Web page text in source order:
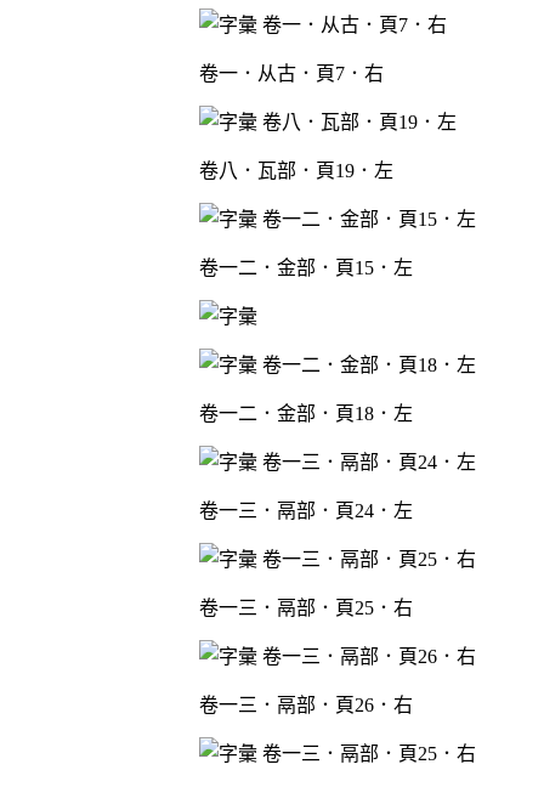
卷一．从古．頁7．右
卷八．瓦部．頁19．左
卷一二．金部．頁15．左
卷一二．金部．頁18．左
卷一三．鬲部．頁24．左
卷一三．鬲部．頁25．右
卷一三．鬲部．頁26．右